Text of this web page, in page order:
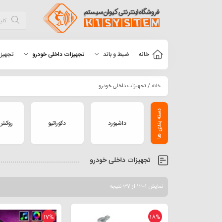
خانه ضبط و باند تجهیزات داخلی خودرو
خانه/ تجهیزات داخلی خودرو
داشبورد دکوراتیو
تجهیزات داخلی خودرو
نمایش 1–12 از 37 نتیجه
18%
17%